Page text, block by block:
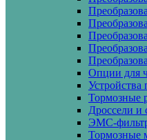
Опции для
Устройства
Тормозные
Дроссели и
ЭМС-
Тормозные